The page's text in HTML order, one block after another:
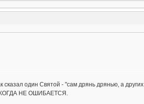
один Святой - "сам дрянь дрянью, а других
НЕ ОШИБАЕТСЯ.